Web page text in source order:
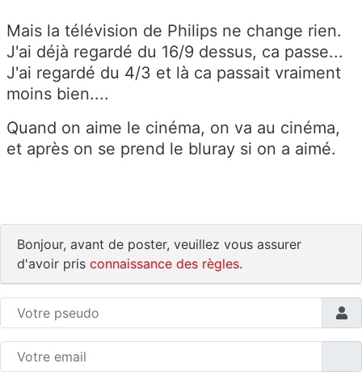
Mais la télévision de Philips ne change rien.
J'ai déjà regardé du 16/9 dessus, ca passe...
J'ai regardé du 4/3 et là ca passait vraiment
moins bien....
Quand on aime le cinéma, on va au cinéma,
et après on se prend le bluray si on a aimé.
Bonjour, avant de poster, veuillez vous assurer
d'avoir pris connaissance des règles.